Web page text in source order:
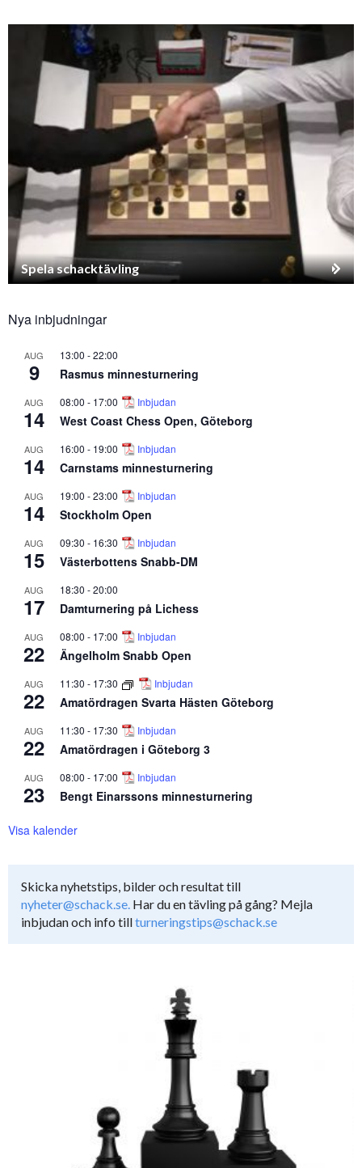
Spela schacktävling
Nya inbjudningar
AUG
9
13:00 -22:00
Rasmus minnesturnering
AUG
14
08:00 - 17:00 Inbjudan
West Coast Chess Open, Göteborg
AUG
14
16:00 - 19:00 Inbjudan
Carnstams minnesturnering
AUG
14
19:00 -23:00 Inbjudan
Stockholm Open
AUG
15
09:30 - 16:30 Inbjudan
Västerbottens Snabb-DM
AUG
17
18:30 -20:00
Damturnering på Lichess
AUG
22
08:00 - 17:00 Inbjudan
Ängelholm Snabb Open
AUG
22
11:30 - 17:30 Inbjudan
Amatördragen Svarta Hästen Göteborg
AUG
22
11:30 - 17:30 Inbjudan
Amatördragen i Göteborg 3
AUG
23
08:00 - 17:00 Inbjudan
Bengt Einarssons minnesturnering
Visa kalender
Skicka nyhetstips, bilder och resultat till
nyheter@schack.se. Har du en tävling på gång? Mejla
inbjudan och info tillturneringstips@schack.se